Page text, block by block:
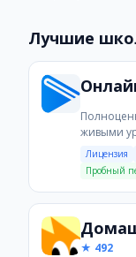
Преимущества:
Недостатки:
Подарки и
TutorOnline
Общение с
Стоимость: от
Услуги:
Преимущества:
Недостатки: Нет
Подарки и
Лучшие
живыми
Лицензия
Пробный
★ 492